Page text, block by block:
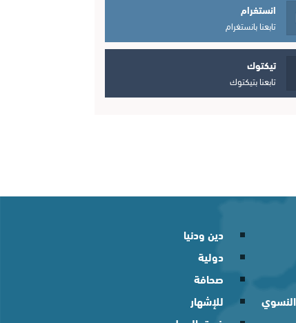
انستغرام
تابعنا بانستغرام
تيكتوك
تابعنا بتيكتوك
النسوي
دين ودنيا
دولية
صحافة
للإشهار